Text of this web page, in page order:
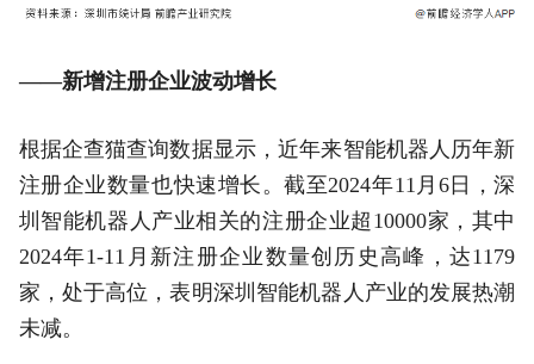
——新增注册企业波动增长
根据企查猫查询数据显示，近年来智能机器人历年新
注册企业数量也快速增长。截至2024年11月6日，深
圳智能机器人产业相关的注册企业超10000家，其中
2024年1-11月新注册企业数量创历史高峰，达1179
家，处于高位，表明深圳智能机器人产业的发展热潮
未减。